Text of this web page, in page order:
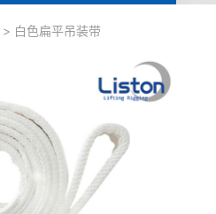
> 白色扁平吊装带